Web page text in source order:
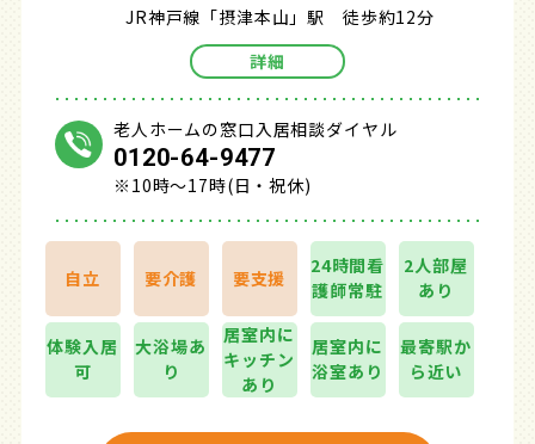
JR神戸線「摂津本山」駅 徒歩約12分
詳細
老人ホームの窓口入居相談ダイヤル
0120-64-9477
※10時～17時(日・祝休)
自立 要介護 要支援
24時間看
護師常駐
2人部屋
あり
体験入居
可
大浴場あ
り
居室内に
キッチン
あり
居室内に
浴室あり
最寄駅か
ら近い